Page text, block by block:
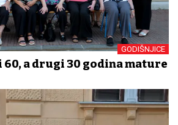
GODIŠNJICE
a drugi 30 godina mature